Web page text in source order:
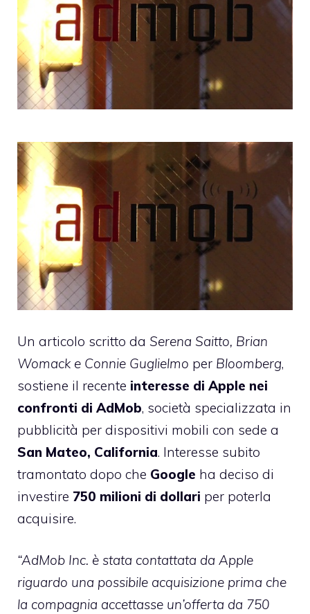
Un articolo scritto da Serena Saitto, Brian
Womack e Connie Guglielmo per Bloomberg,
sostiene il recente interesse di Apple nei
confronti di AdMob, società specializzata in
pubblicità per dispositivi mobili con sede a
San Mateo, California. Interesse subito
tramontato dopo che Google ha deciso di
investire 750 milioni di dollari per poterla
acquisire.
“AdMob Inc. è stata contattata da Apple
riguardo una possibile acquisizione prima che
la compagnia accettasse un’offerta da 750